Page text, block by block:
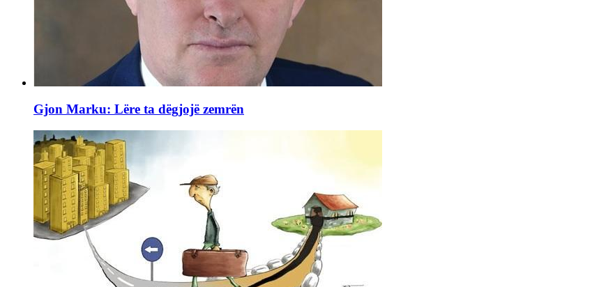
Gjon Marku: Lëre ta dëgjojë zemrën